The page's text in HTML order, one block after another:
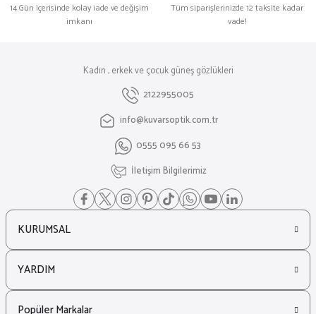
Montblanc Mb0160s Metal Yuvarlak Erkek Güneş Gözlüğü
%32
Gucci - Gg1083S - Güneş Gözlüğü - 001
₺ 29.349
₺ 19.957
14 Gün içerisinde kolay iade ve değişim
imkanı
Tüm siparişlerinizde 12 taksite kadar
vade!
Kadın , erkek ve çocuk güneş gözlükleri
2122955005
info@kuvarsoptik.com.tr
0555 095 66 53
İletişim Bilgilerimiz
KURUMSAL
YARDIM
Popüler Markalar